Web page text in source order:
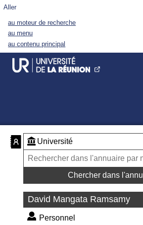
Aller
au moteur de recherche
au menu
au contenu principal
Chercher dans
David Mangata Ramsamy
Personnel